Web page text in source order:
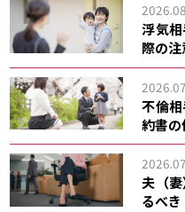
浮気
際の注
不倫
約書
夫（
るべき